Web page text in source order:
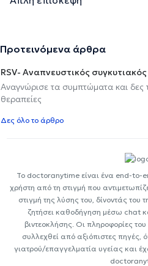
Προτεινόμενα άρθρα
RSV- Αναπνευστικός συγκυτιακός
Αναγνώρισε τα συμπτώματα και δες
θεραπείες
Δες όλο το άρθρο
Το doctoranytime είναι ένα end-to-
χρήστη από τη στιγμή που
στιγμή της λύσης του, δίνοντάς του
ζητήσει καθοδήγηση μέσω chat
βιντεοκλήσης. Οι πληροφορίες
συλλεχθεί από αξιόπιστες
γιατρού/επαγγελματία υγείας και